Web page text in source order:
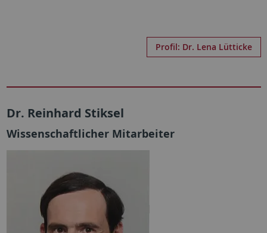
Profil: Dr. Lena Lütticke
Dr. Reinhard Stiksel
Wissenschaftlicher Mitarbeiter